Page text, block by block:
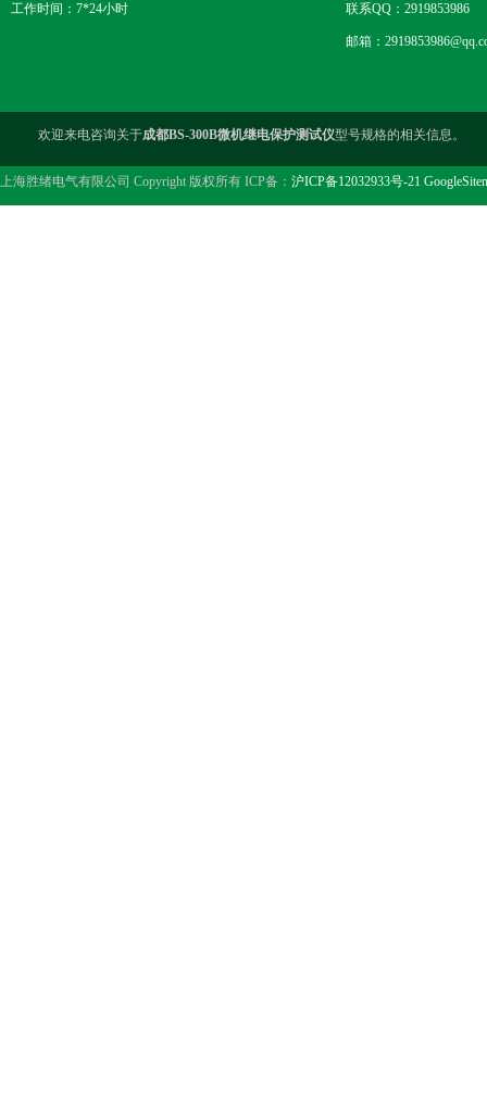
工作时间：7*24小时 联系QQ：2919853986
邮箱：
欢迎来电咨询关于成都BS-300B微机继电保护测试仪型号规格的相关信息。
上海胜绪电气有限公司 Copyright 版权所有 ICP备： 沪ICP备12032933号-21